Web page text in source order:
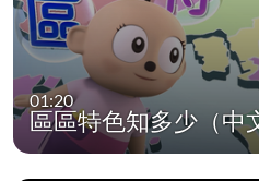
01:20
區區特色知多少（中